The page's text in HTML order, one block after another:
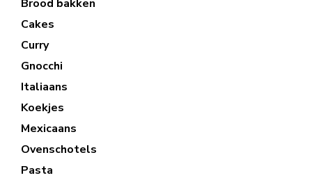
Brood bakken
Cakes
Curry
Gnocchi
Italiaans
Koekjes
Mexicaans
Ovenschotels
Pasta